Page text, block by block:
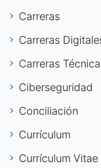
Carreras
Carreras
Carreras
Ciberseguridad
Conciliación
Currículum
Currículum Vitae